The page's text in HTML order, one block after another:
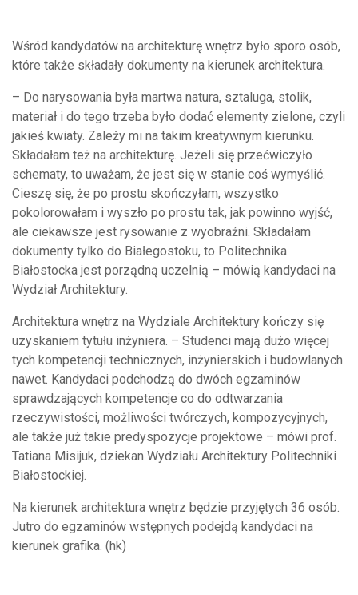
Wśród kandydatów na architekturę wnętrz było sporo osób,
które także składały dokumenty na kierunek architektura.
– Do narysowania była martwa natura, sztaluga, stolik,
materiał i do tego trzeba było dodać elementy zielone, czyli
jakieś kwiaty. Zależy mi na takim kreatywnym kierunku.
Składałam też na architekturę. Jeżeli się przećwiczyło
schematy, to uważam, że jest się w stanie coś wymyślić.
Cieszę się, że po prostu skończyłam, wszystko
pokolorowałam i wyszło po prostu tak, jak powinno wyjść,
ale ciekawsze jest rysowanie z wyobraźni. Składałam
dokumenty tylko do Białegostoku, to Politechnika
Białostocka jest porządną uczelnią – mówią kandydaci na
Wydział Architektury.
Architektura wnętrz na Wydziale Architektury kończy się
uzyskaniem tytułu inżyniera. – Studenci mają dużo więcej
tych kompetencji technicznych, inżynierskich i budowlanych
nawet. Kandydaci podchodzą do dwóch egzaminów
sprawdzających kompetencje co do odtwarzania
rzeczywistości, możliwości twórczych, kompozycyjnych,
ale także już takie predyspozycje projektowe – mówi prof.
Tatiana Misijuk, dziekan Wydziału Architektury Politechniki
Białostockiej.
Na kierunek architektura wnętrz będzie przyjętych 36 osób.
Jutro do egzaminów wstępnych podejdą kandydaci na
kierunek grafika. (hk)